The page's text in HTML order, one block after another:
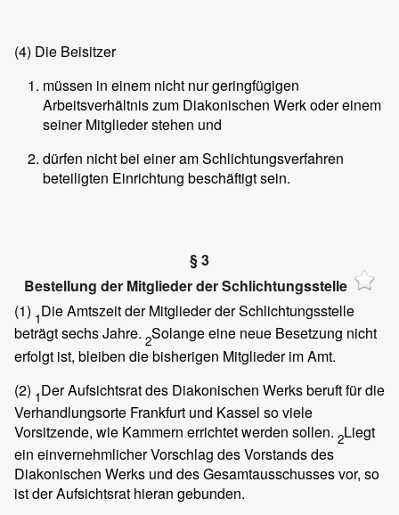
(4) Die Beisitzer
müssen in einem nicht nur geringfügigen
Arbeitsverhältnis zum Diakonischen Werk oder einem
seiner Mitglieder stehen und
dürfen nicht bei einer am Schlichtungsverfahren
beteiligten Einrichtung beschäftigt sein.
§ 3
Bestellung der Mitglieder der Schlichtungsstelle
(1) 1Die Amtszeit der Mitglieder der Schlichtungsstelle
beträgt sechs Jahre. 2Solange eine neue Besetzung nicht
erfolgt ist, bleiben die bisherigen Mitglieder im Amt.
(2) 1Der Aufsichtsrat des Diakonischen Werks beruft für die
Verhandlungsorte Frankfurt und Kassel so viele
Vorsitzende, wie Kammern errichtet werden sollen. 2Liegt
ein einvernehmlicher Vorschlag des Vorstands des
Diakonischen Werks und des Gesamtausschusses vor, so
ist der Aufsichtsrat hieran gebunden.